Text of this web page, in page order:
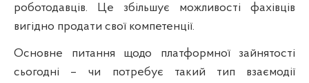
роботодавців. Це збільшує можливості фахівців
вигідно продати свої компетенції.
Основне питання щодо платформної зайнятості
сьогодні – чи потребує такий тип взаємодії